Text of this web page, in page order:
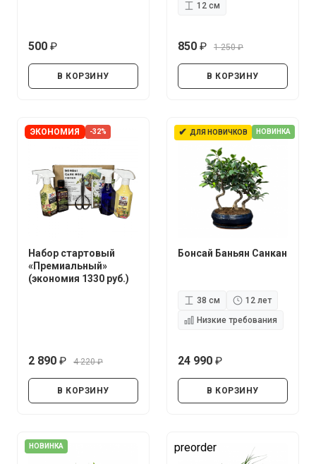
500
В КОРЗИНУ
12 см
850
1 250
В КОРЗИНУ
ЭКОНОМИЯ -32%
Набор стартовый
«Премиальный»
(экономия 1330 руб.)
2 890
4 220
В КОРЗИНУ
✔ ДЛЯ НОВИЧКОВ НОВИНКА
Бонсай Баньян Санкан
38 см
12 лет
Низкие требования
24 990
В КОРЗИНУ
НОВИНКА preorder